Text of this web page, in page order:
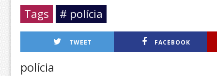
Tags # polícia
TWEET FACEBOOK
polícia